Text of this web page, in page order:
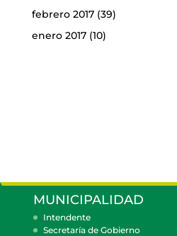
febrero 2017(39)
enero 2017(10)
MUNICIPALIDAD
Intendente
Secretaría de Gobierno